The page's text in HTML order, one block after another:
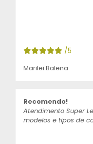
/5
Marilei Balena
Recomendo!
Atendimento Super
modelos e tipos de